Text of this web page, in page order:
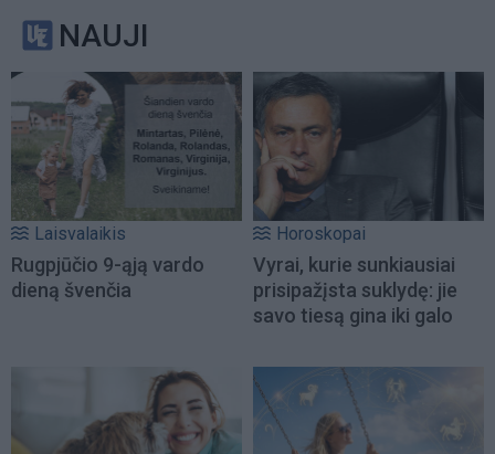
NAUJI
Laisvalaikis
Rugpjūčio 9-ąją vardo
dieną švenčia
Horoskopai
Vyrai, kurie sunkiausiai
prisipažįsta suklydę: jie
savo tiesą gina iki galo